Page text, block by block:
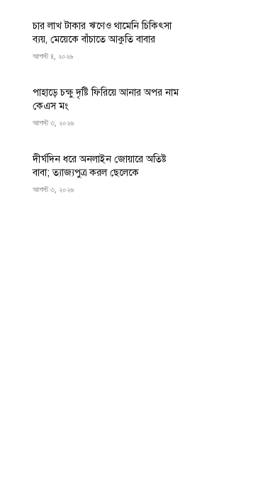
চার লাখ টাকার ঋণেও থামেনি চিকিৎসা
ব্যয়, মেয়েকে বাঁচাতে আকুতি বাবার
আগস্ট ৪, ২০২৬
পাহাড়ে চক্ষু দৃষ্টি ফিরিয়ে আনার অপর নাম
কেএস মং
আগস্ট ৩, ২০২৬
দীর্ঘদিন ধরে অনলাইন জোয়ারে অতিষ্ট
বাবা; ত্যাজ্যপুত্র করল ছেলেকে
আগস্ট ৩, ২০২৬